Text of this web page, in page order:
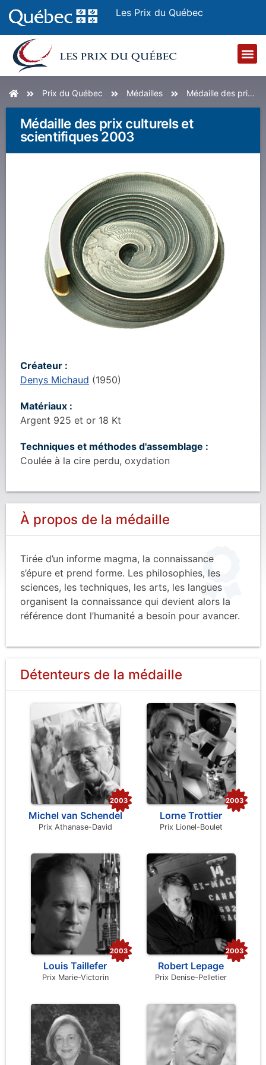
Les Prix du Québec
AccueilPrix du Québec Médailles Médaille des prix culturels et scientifiques 2003
Médaille des prix culturels et
scientifiques 2003
Créateur :
Denys Michaud (1950)
Matériaux :
Argent 925 et or 18 Kt
Techniques et méthodes d'assemblage :
Coulée à la cire perdu, oxydation
À propos de la médaille
Tirée d’un informe magma, la connaissance
s’épure et prend forme. Les philosophies, les
sciences, les techniques, les arts, les langues
organisent la connaissance qui devient alors la
référence dont l’humanité a besoin pour avancer.
Détenteurs de la médaille
Michel van Schendel
Prix Athanase-David
2003
Lorne Trottier
Prix Lionel-Boulet
2003
Louis Taillefer
Prix Marie-Victorin
2003
Robert Lepage
Prix Denise-Pelletier
2003